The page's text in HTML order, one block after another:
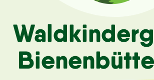
Angebote
Kontakt